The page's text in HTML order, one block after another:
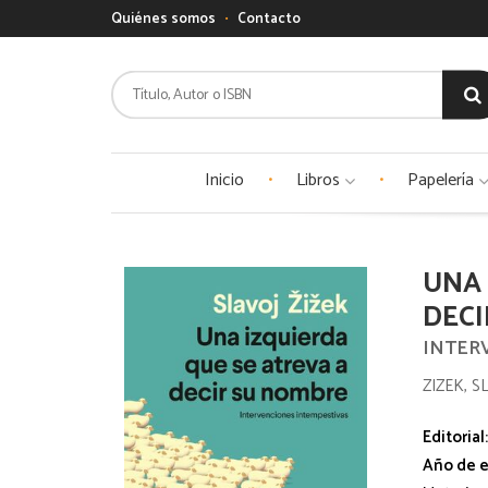
Quiénes somos Contacto
Inicio Libros Papelería
ZIZEK,
Editorial:
Año de